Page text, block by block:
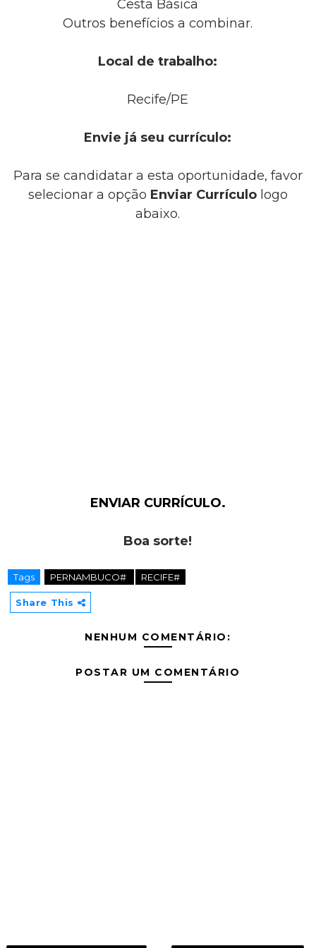
Cesta Básica
Outros benefícios a combinar.
Local de trabalho:
Recife/PE
Envie já seu currículo:
Para se candidatar a esta oportunidade, favor
selecionar a opção Enviar Currículologo
abaixo.
ENVIAR CURRÍCULO.
Boa sorte!
Tags PERNAMBUCO# RECIFE#
Share This
NENHUM COMENTÁRIO:
POSTAR UM COMENTÁRIO